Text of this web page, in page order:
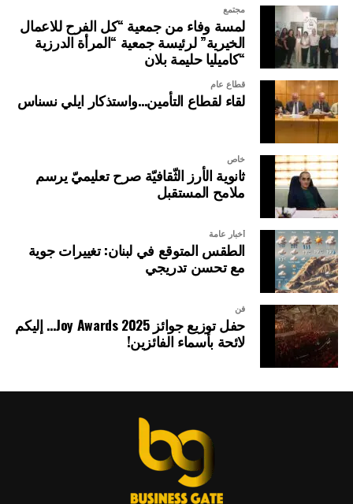
مجتمع
لمسة وفاء من جمعية “كل الفرح للاعمال
الخيرية” لرئيسة جمعية “المرأة الدرزية
“كاميليا حليمة بلان
قطاع عام
لقاء لقطاع التأمين…واستذكار ايلي نسناس
خاص
ثانوية الأرز الثّقافيّة صرح تعليميّ يرسم
ملامح المستقبل
أخبار عامة
الطقس المتوقع في لبنان: تغييرات جوية
مع تحسن تدريجي
فن
حفل توزيع جوائز Joy Awards 2025… إليكم
لائحة بأسماء الفائزين!